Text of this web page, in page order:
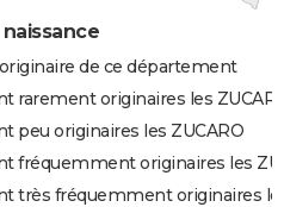
de ce département
rarement originaires les
peu originaires les ZUCARO
fréquemment originaires les
très fréquemment originaires